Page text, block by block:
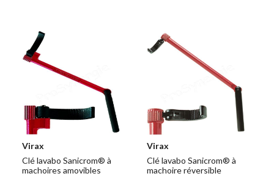
Virax
Clé lavabo Sanicrom® à
machoires amovibles
Virax
Clé lavabo Sanicrom® à
machoire réversible